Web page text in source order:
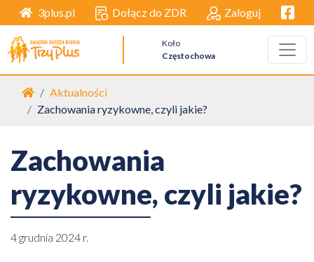
3plus.pl Dołącz do ZDR Zaloguj
Koło
Częstochowa
Strona główna
Aktualności
Zachowania ryzykowne, czyli jakie?
Zachowania
ryzykowne, czyli jakie?
4 grudnia 2024 r.